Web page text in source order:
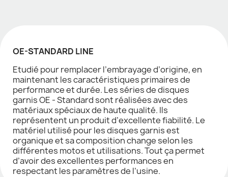
OE-STANDARD LINE
Etudié pour remplacer l’embrayage d’origine, en
maintenant les caractéristiques primaires de
performance et durée. Les séries de disques
garnis OE - Standard sont réalisées avec des
matériaux spéciaux de haute qualité. Ils
représentent un produit d’excellente fiabilité. Le
matériel utilisé pour les disques garnis est
organique et sa composition change selon les
différentes motos et utilisations. Tout ça permet
d’avoir des excellentes performances en
respectant les paramètres de l’usine.